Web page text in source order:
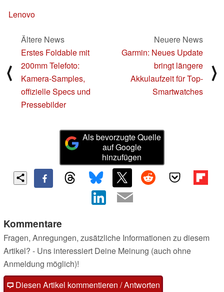
Lenovo
⟨
Ältere News
Erstes Foldable mit
200mm Telefoto:
Kamera-Samples,
offizielle Specs und
Pressebilder
Neuere News
Garmin: Neues Update
bringt längere
Akkulaufzeit für Top-
Smartwatches
⟩
Als bevorzugte Quelle
auf Google
hinzufügen
Kommentare
Fragen, Anregungen, zusätzliche Informationen zu diesem
Artikel? - Uns interessiert Deine Meinung (auch ohne
Anmeldung möglich)!
Diesen Artikel kommentieren / Antworten